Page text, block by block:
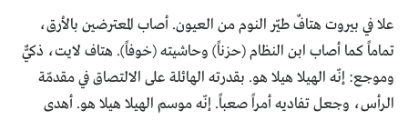
علا في بيروت هتافٌ طيّر النوم من العيون. أصاب المعترضين بالأرق،
تماماً كما أصاب ابن النظام (حزناً) وحاشيته (خوفاً). هتاف لايت، ذكيٌّ
وموجع: إنّه الهيلا هيلا هو. بقدرته الهائلة على الالتصاق في مقدمّة
الرأس، وجعل تفاديه أمراً صعباً. إنّه موسم الهيلا هيلا هو. أهدى